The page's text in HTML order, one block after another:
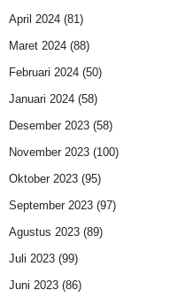
April 2024 (81)
Maret 2024 (88)
Februari 2024 (50)
Januari 2024 (58)
Desember 2023 (58)
November 2023 (100)
Oktober 2023 (95)
September 2023 (97)
Agustus 2023 (89)
Juli 2023 (99)
Juni 2023 (86)